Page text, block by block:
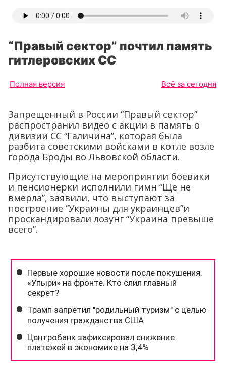
“Правый сектор” почтил память
гитлеровских СС
Полная версия Всё за сегодня
Запрещенный в России “Правый сектор”
распространил видео с акции в память о
дивизии СС “Галичина”, которая была
разбита советскими войсками в котле возле
города Броды во Львовской области.
Присутствующие на мероприятии боевики
и пенсионерки исполнили гимн “Ще не
вмерла”, заявили, что выступают за
построение “Украины для украинцев”и
проскандировали лозунг “Украина превыше
всего”.